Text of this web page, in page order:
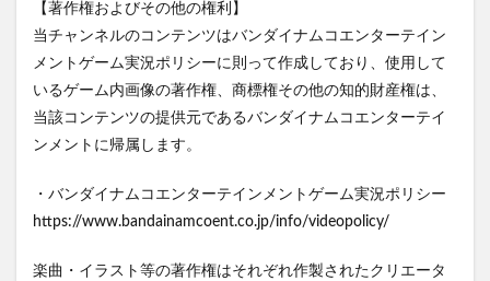
【著作権およびその他の権利】
当チャンネルのコンテンツはバンダイナムコエンターテイン
メントゲーム実況ポリシーに則って作成しており、使用して
いるゲーム内画像の著作権、商標権その他の知的財産権は、
当該コンテンツの提供元であるバンダイナムコエンターテイ
ンメントに帰属します。
・バンダイナムコエンターテインメントゲーム実況ポリシー
https://www.bandainamcoent.co.jp/info/videopolicy/
楽曲・イラスト等の著作権はそれぞれ作製されたクリエータ